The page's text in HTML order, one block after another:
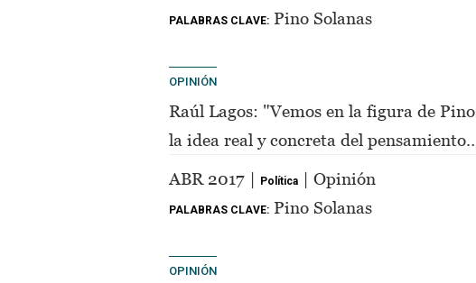
PALABRAS CLAVE: Pino Solanas
OPINIÓN
Raúl Lagos: "Vemos en la figura de Pino
la idea real y concreta del pensamiento
de Perón"
ABR 2017 | Política | Opinión
PALABRAS CLAVE: Pino Solanas
OPINIÓN